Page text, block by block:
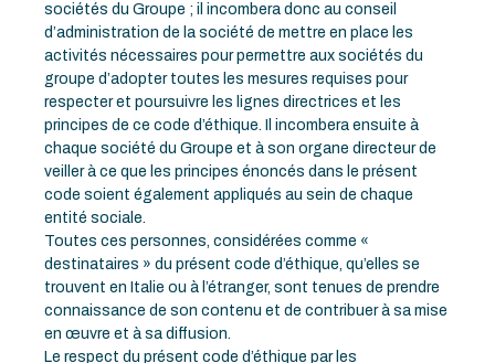
sociétés du Groupe ; il incombera donc au conseil
d’administration de la société de mettre en place les
activités nécessaires pour permettre aux sociétés du
groupe d’adopter toutes les mesures requises pour
respecter et poursuivre les lignes directrices et les
principes de ce code d’éthique. Il incombera ensuite à
chaque société du Groupe et à son organe directeur de
veiller à ce que les principes énoncés dans le présent
code soient également appliqués au sein de chaque
entité sociale.
Toutes ces personnes, considérées comme «
destinataires » du présent code d’éthique, qu’elles se
trouvent en Italie ou à l’étranger, sont tenues de prendre
connaissance de son contenu et de contribuer à sa mise
en œuvre et à sa diffusion.
Le respect du présent code d’éthique par les